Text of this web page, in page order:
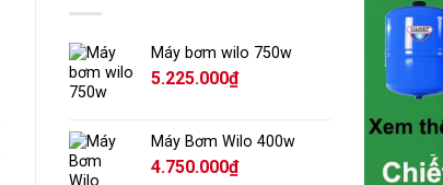
Máy bơm wilo 750w
5.225.000₫
Máy Bơm Wilo 400w
4.750.000₫